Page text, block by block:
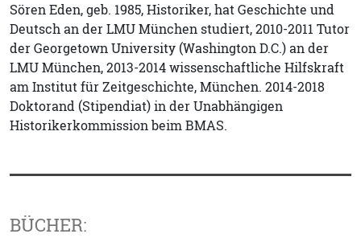
Sören Eden, geb. 1985, Historiker, hat Geschichte und
Deutsch an der LMU München studiert, 2010-2011 Tutor
der Georgetown University (Washington D.C.) an der
LMU München, 2013-2014 wissenschaftliche Hilfskraft
am Institut für Zeitgeschichte, München. 2014-2018
Doktorand (Stipendiat) in der Unabhängigen
Historikerkommission beim BMAS.
BÜCHER: